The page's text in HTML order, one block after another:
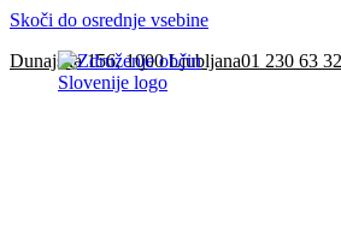
Skoči do osrednje vsebine
Dunajska 156, 1000 Ljubljana01 230 63 32